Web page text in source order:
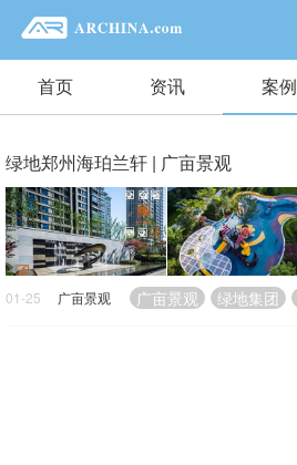
首页 资讯 案例
绿地郑州海珀兰轩 | 广亩景观
01-25 广亩景观 广亩景观 绿地集团